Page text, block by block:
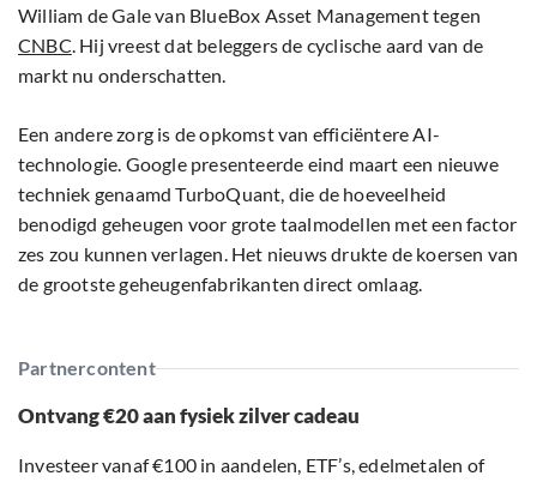
William de Gale van BlueBox Asset Management tegen
CNBC. Hij vreest dat beleggers de cyclische aard van de
markt nu onderschatten.
Een andere zorg is de opkomst van efficiëntere AI-
technologie. Google presenteerde eind maart een nieuwe
techniek genaamd TurboQuant, die de hoeveelheid
benodigd geheugen voor grote taalmodellen met een factor
zes zou kunnen verlagen. Het nieuws drukte de koersen van
de grootste geheugenfabrikanten direct omlaag.
Partnercontent
Ontvang €20 aan fysiek zilver cadeau
Investeer vanaf €100 in aandelen, ETF’s, edelmetalen of